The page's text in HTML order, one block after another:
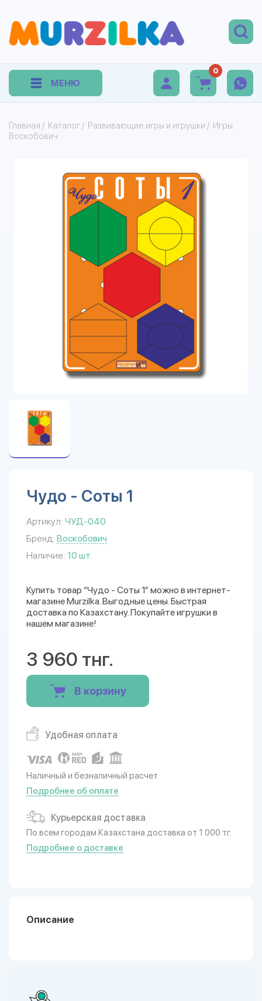
МЕНЮ
0
Главная / Каталог / Развивающие игры и игрушки / Игры
Воскобович
Чудо - Соты 1
Артикул: ЧУД-040
Бренд: Воскобович
Наличие: 10 шт.
Купить товар “Чудо - Соты 1” можно в интернет-
магазине Murzilka. Выгодные цены. Быстрая
доставка по Казахстану. Покупайте игрушки в
нашем магазине!
3 960 тнг.
В корзину
Удобная оплата
Наличный и безналичный расчет
Подробнее об оплате
Курьерская доставка
По всем городам Казахстана доставка от 1 000 тг.
Подробнее о доставке
Описание